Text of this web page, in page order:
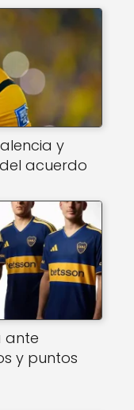
y
acuerdo
ante
y puntos